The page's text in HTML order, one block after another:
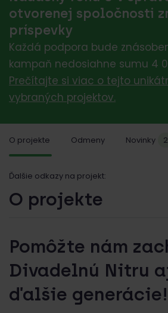
otvorenej spoločnosti
príspevky
Každá podpora bude
kampaň nedosiahne sumu 4
Prečítajte si viac o tejto
vybraných projektov.
O projekte Odmeny Novinky 2
Ďalšie odkazy na projekt:
O projekte
Pomôžte nám
Divadelnú Nitru
ďalšie generácie!